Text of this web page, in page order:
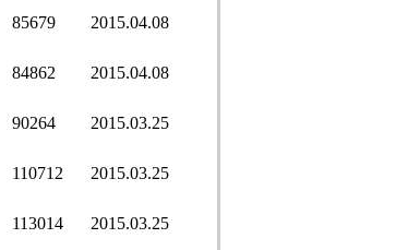
85679 2015.04.08
84862 2015.04.08
90264 2015.03.25
110712 2015.03.25
113014
2015.03.25